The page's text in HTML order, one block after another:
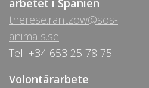
arbetet i Spanien
therese.rantzow@sos-
animals.se
Tel: +34 653 25 78 75
Volontärarbete